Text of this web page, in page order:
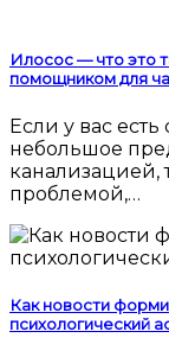
Илосос — что это
помощником для
Если у вас есть собственный дом, дача или даже
небольшое
канализацией,
проблемой,…
Как новости
психологический